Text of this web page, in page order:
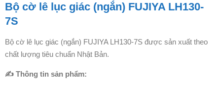
Bộ cờ lê lục giác (ngắn) FUJIYA LH130-
7S
Bộ cờ lê lục giác (ngắn) FUJIYA LH130-7S được sản xuất theo
chất lượng tiêu chuẩn Nhật Bản.
✍ Thông tin sản phẩm: